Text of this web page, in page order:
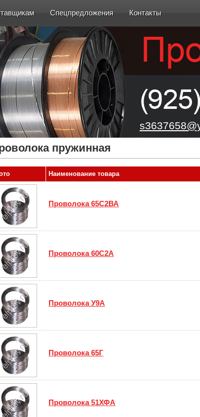
Спецпредложения Контакты
пружинная
Наименование товара
Проволока 65С2ВА
Проволока 60С2А
Проволока У9А
Проволока 65Г
Проволока 51ХФА